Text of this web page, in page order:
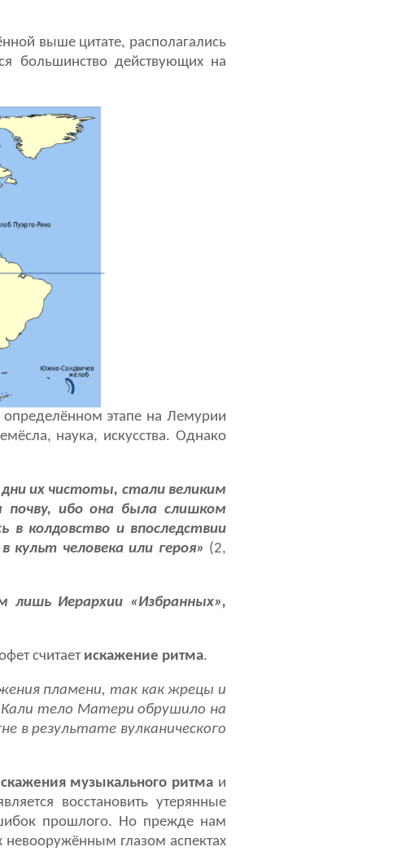
выше цитате, располагались
большинство действующих на
этапе на Лемурии
наука, искусства. Однако
их чистоты, стали великим
почву, ибо она была слишком
колдовство и впоследствии
культ человека или героя» (2,
лишь Иерархии «Избранных»,
считает искажение ритма.
пламени, так как жрецы и
Кали тело Матери обрушило на
в результате вулканического
музыкального ритма и
восстановить утерянные
прошлого. Но прежде нам
глазом аспектах